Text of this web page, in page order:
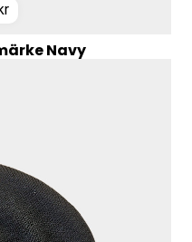
Navy